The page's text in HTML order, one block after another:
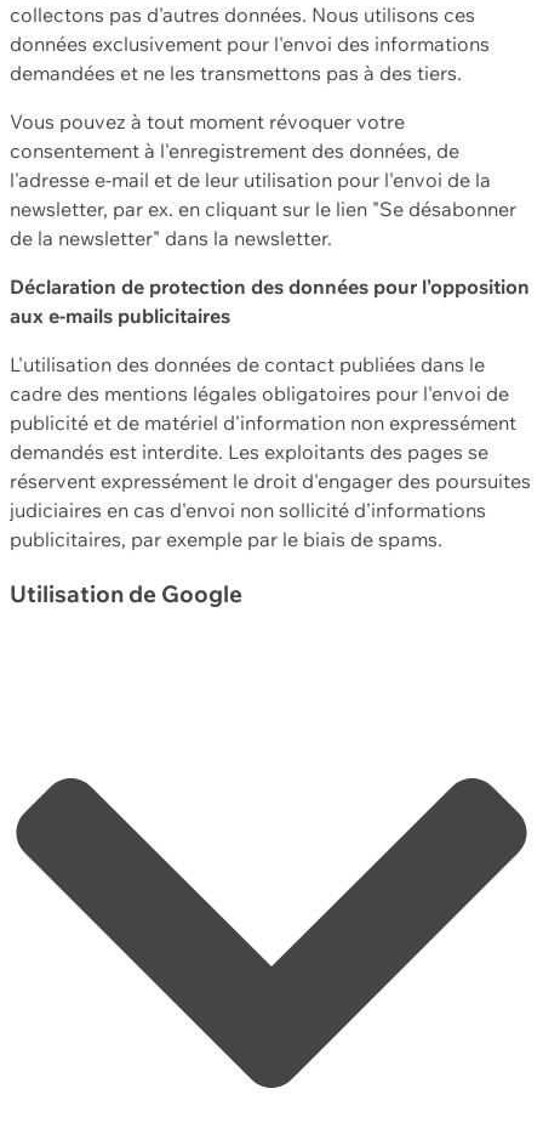
collectons pas d'autres données. Nous utilisons ces
données exclusivement pour l'envoi des informations
demandées et ne les transmettons pas à des tiers.
Vous pouvez à tout moment révoquer votre
consentement à l'enregistrement des données, de
l'adresse e-mail et de leur utilisation pour l'envoi de la
newsletter, par ex. en cliquant sur le lien "Se désabonner
de la newsletter" dans la newsletter.
Déclaration de protection des données pour l'opposition
aux e-mails publicitaires
L'utilisation des données de contact publiées dans le
cadre des mentions légales obligatoires pour l'envoi de
publicité et de matériel d'information non expressément
demandés est interdite. Les exploitants des pages se
réservent expressément le droit d'engager des poursuites
judiciaires en cas d'envoi non sollicité d'informations
publicitaires, par exemple par le biais de spams.
Utilisation de Google